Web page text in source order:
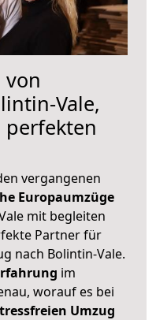
von
Vale,
vergangenen
Europaumzüge
mit begleiten
Partner für
nach Bolintin-Vale.
im
worauf es bei
Umzug